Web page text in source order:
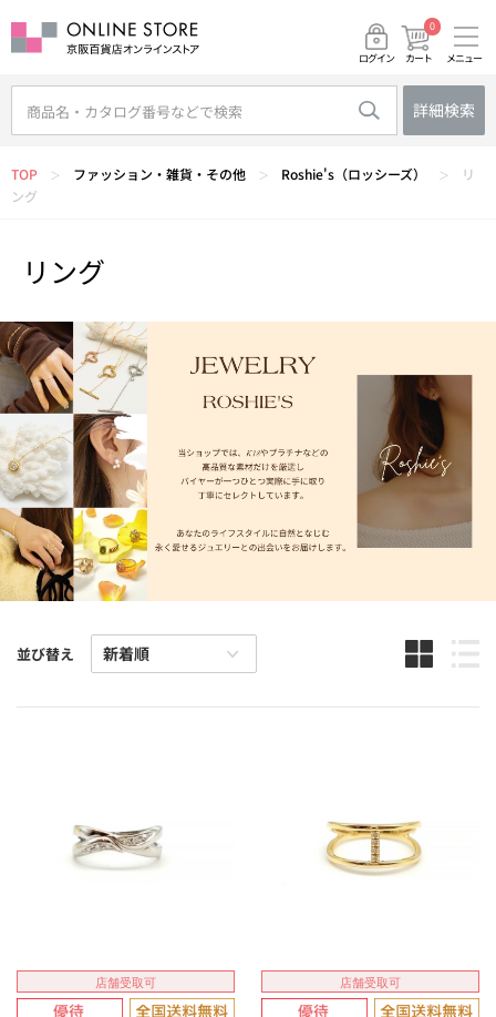
ログイン カート
0
メニュー
詳細検索
TOP ＞ ファッション・雑貨・その他 ＞ Roshie's（ロッシーズ） ＞
リ
ング
リング
並び替え
店舗受取可 店舗受取可